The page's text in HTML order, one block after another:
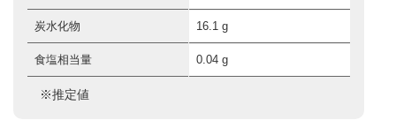
炭水化物 16.1 g
食塩相当量 0.04 g
※推定値